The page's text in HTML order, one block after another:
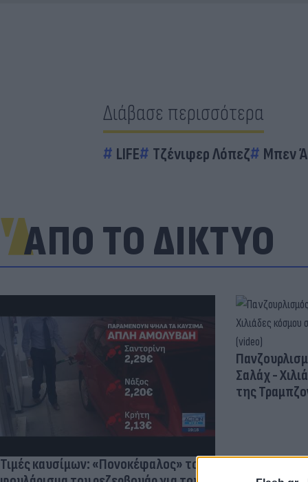
Διάβασε περισσότερα
LIFE Τζένιφερ Λόπεζ Μπεν
ΑΠΟ ΤΟ ΔΙΚΤΥΟ
Τιμές καυσίμων: «Πονοκέφαλος» το
Σαλάχ -
της